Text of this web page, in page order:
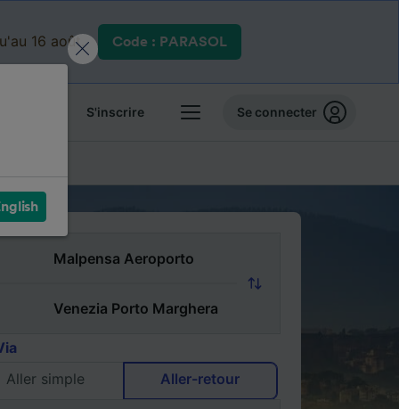
16 août. Code : PARASOL
S'inscrire Se connecter
Aller simple
Aller-retour